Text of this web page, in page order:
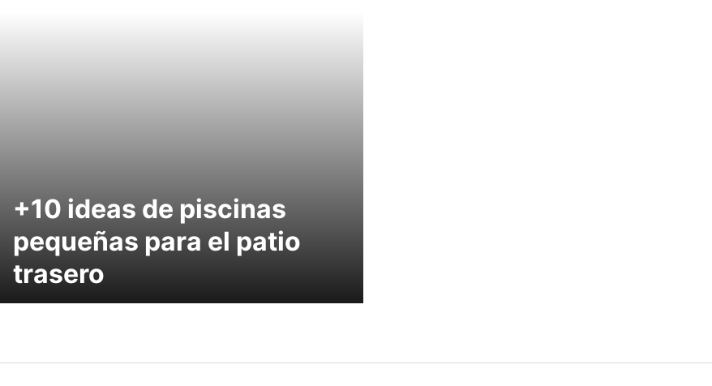
+10 ideas de piscinas
pequeñas para el patio
trasero